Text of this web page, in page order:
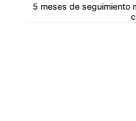
5 meses de seguimiento